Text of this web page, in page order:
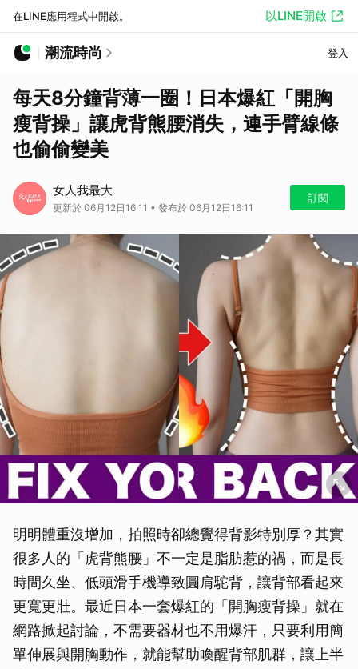
在LINE應用程式中開啟。 以LINE開啟
潮流時尚 登入
每天8分鐘背薄一圈！日本爆紅「開胸
瘦背操」讓虎背熊腰消失，連手臂線條
也偷偷變美
女人我最大
更新於 06月12日16:11 • 發布於 06月12日16:11
訂閱
明明體重沒增加，拍照時卻總覺得背影特別厚？其實
很多人的「虎背熊腰」不一定是脂肪惹的禍，而是長
時間久坐、低頭滑手機導致圓肩駝背，讓背部看起來
更寬更壯。最近日本一套爆紅的「開胸瘦背操」就在
網路掀起討論，不需要器材也不用爆汗，只要利用簡
單伸展與開胸動作，就能幫助喚醒背部肌群，讓上半